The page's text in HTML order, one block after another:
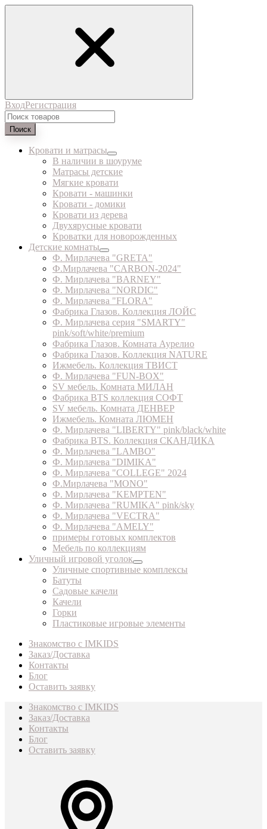
ВходРегистрация
Поиск
Кровати и матрасы
В наличии в шоуруме
Матрасы детские
Мягкие кровати
Кровати - машинки
Кровати - домики
Кровати из дерева
Двухярусные кровати
Кроватки для новорожденных
Детские комнаты
Ф. Мирлачева "GRETA"
Ф.Мирлачева "CARBON-2024"
Ф. Мирлачева "BARNEY"
Ф. Мирлачева "NORDIC"
Ф. Мирлачева "FLORA"
Фабрика Глазов. Коллекция ЛОЙС
Ф. Мирлачева серия "SMARTY"
pink/soft/white/premium
Фабрика Глазов. Комната Аурелио
Фабрика Глазов. Коллекция NATURE
Ижмебель. Коллекция ТВИСТ
Ф. Мирлачева "FUN-BOX"
SV мебель. Комната МИЛАН
Фабрика BTS коллекция СОФТ
SV мебель. Комната ДЕНВЕР
Ижмебель. Комната ЛЮМЕН
Ф. Мирлачева "LIBERTY" pink/black/white
Фабрика BTS. Коллекция СКАНДИКА
Ф. Мирлачева "LAMBO"
Ф. Мирлачева "DIMIKA"
Ф. Мирлачева "COLLEGE" 2024
Ф.Мирлачева "MONO"
Ф. Мирлачева "KEMPTEN"
Ф. Мирлачева "RUMIKA" pink/sky
Ф. Мирлачева "VECTRA"
Ф. Мирлачева "AMELY"
примеры готовых комплектов
Мебель по коллекциям
Уличный игровой уголок
Уличные спортивные комплексы
Батуты
Садовые качели
Качели
Горки
Пластиковые игровые элементы
Знакомство с IMKIDS
Заказ/Доставка
Контакты
Блог
Оставить заявку
Знакомство с IMKIDS
Заказ/Доставка
Контакты
Блог
Оставить заявку